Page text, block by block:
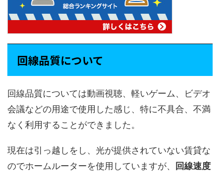
回線品質について
回線品質については動画視聴、軽いゲーム、ビデオ
会議などの用途で使用した感じ、特に不具合、不満
なく利用することができました。
現在は引っ越しをし、光が提供されていない賃貸な
のでホームルーターを使用していますが、
回線速度